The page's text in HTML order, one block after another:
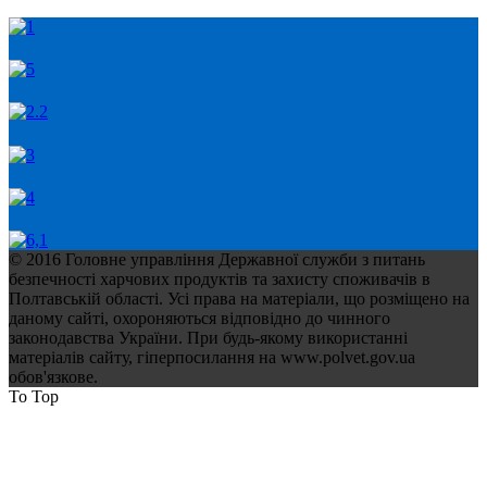
© 2016 Головне управління Державної служби з питань
безпечності харчових продуктів та захисту споживачів в
Полтавській області. Усі права на матеріали, що розміщено на
даному сайті, охороняються відповідно до чинного
законодавства України. При будь-якому використанні
матеріалів сайту, гіперпосилання на www.polvet.gov.ua
обов'язкове.
To Top